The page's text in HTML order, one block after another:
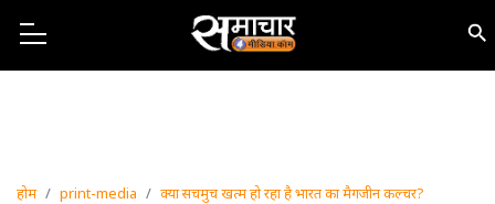
होम print-media क्या सचमुच खत्म हो रहा है भारत का मैगजीन कल्चर?